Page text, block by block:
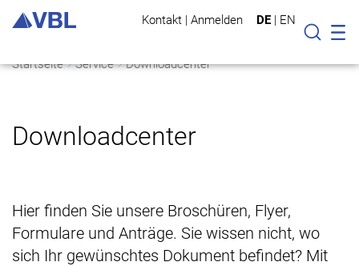
Kontakt | Anmelden DE | EN
Suche
Startseite Service Downloadcenter
Downloadcenter
Hier finden Sie unsere Broschüren, Flyer,
Formulare und Anträge. Sie wissen nicht, wo
sich Ihr gewünschtes Dokument befindet? Mit